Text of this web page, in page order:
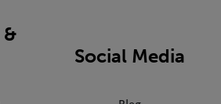
Social Media